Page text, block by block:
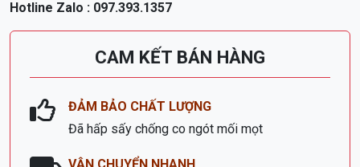
Nội thất Trọng Sáng cam kết :
, giường, tủ, bàn thờ gỗ Mít, Gụ, Xoan đào ... xin mời
quý khách đến tham quan và mua hàng
- Bảo hành dài hạn, giá cạnh tranh nhất.